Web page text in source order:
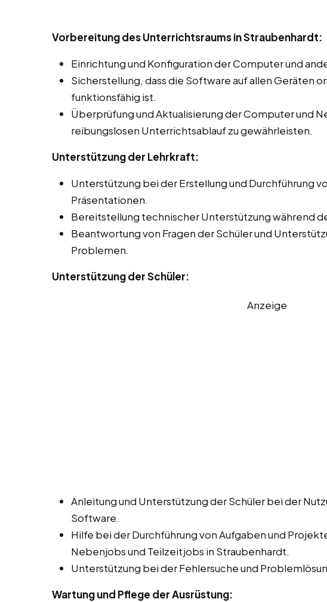
Vorbereitung des Unterrichtsraums in Straubenhardt:
Einrichtung und Konfiguration der Computer und
Sicherstellung, dass die Software auf allen Geräten
funktionsfähig ist.
Überprüfung und Aktualisierung der Computer und
reibungslosen Unterrichtsablauf zu gewährleisten.
Unterstützung der Lehrkraft:
Unterstützung bei der Erstellung und Durchführung
Präsentationen.
Bereitstellung technischer Unterstützung während
Beantwortung von Fragen der Schüler und
Problemen.
Unterstützung der Schüler:
Anzeige
Anleitung und Unterstützung der Schüler bei der
Software.
Hilfe bei der Durchführung von Aufgaben und
Nebenjobs und Teilzeitjobs in Straubenhardt.
Unterstützung bei der Fehlersuche und
Wartung und Pflege der Ausrüstung: